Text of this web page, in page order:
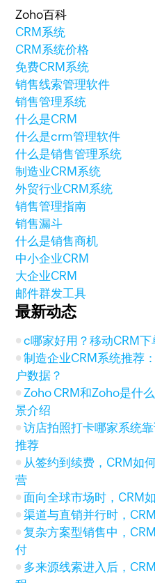
Zoho百科
CRM系统
CRM系统价格
免费CRM系统
销售线索管理软件
销售管理系统
什么是CRM
什么是crm管理软件
什么是销售管理系统
制造业CRM系统
外贸行业CRM系统
销售管理指南
销售漏斗
什么是销售商机
中小企业CRM
大企业CRM
邮件群发工具
最新动态
c哪家好用？移动CRM
制造企业CRM系统推荐
户数据？
Zoho CRM和Zoho是什
景介绍
访店拍照打卡哪家系统
推荐
从签约到续费，CRM如
营
面向全球市场时，CRM
渠道与直销并行时，
复杂方案型销售中，
付
多来源线索进入后，